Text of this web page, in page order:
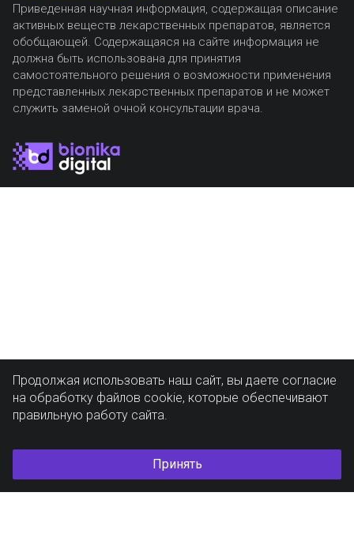
Приведенная научная информация, содержащая описание
активных веществ лекарственных препаратов, является
обобщающей. Содержащаяся на сайте информация не
должна быть использована для принятия
самостоятельного решения о возможности применения
представленных лекарственных препаратов и не может
служить заменой очной консультации врача.
Продолжая использовать наш сайт, вы даете согласие
на обработку файлов cookie, которые обеспечивают
правильную работу сайта.
Принять